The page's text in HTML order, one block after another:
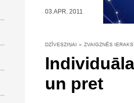
03.APR, 2011
DZĪVESZIŅAI » ZVAIGZNĒS
un pret